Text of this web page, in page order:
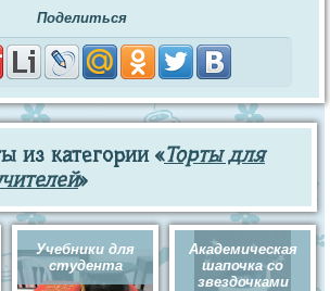
Поделиться
из категории «Торты для
»
Учебники для
студента
Академическая
шапочка со
звездочками